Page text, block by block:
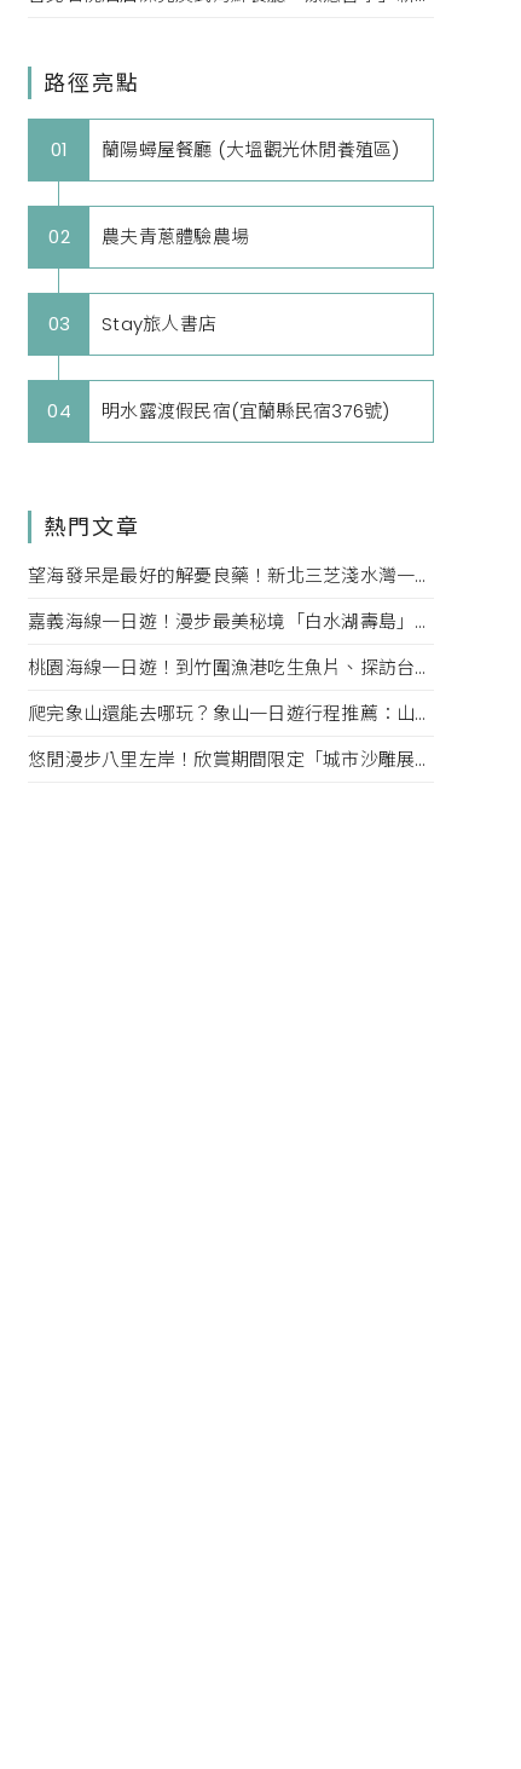
路徑亮點
01 蘭陽蟳屋餐廳 (大塭觀光休閒養殖區)
02 農夫青蔥體驗農場
03 Stay旅人書店
04 明水露渡假民宿(宜蘭縣民宿376號)
熱門文章
望海發呆是最好的解憂良藥！新北三芝淺水灣一日遊行程推薦：到海景咖啡廳放空、傍晚去望海平台看夕陽
嘉義海線一日遊！漫步最美秘境「白水湖壽島」、東石烤蚵吃到飽，還可以順遊故宮南院、用九柑仔店
桃園海線一日遊！到竹圍漁港吃生魚片、探訪台版撒哈拉沙漠「草漯沙丘」，再去大古山步道看夜景賞飛機
爬完象山還能去哪玩？象山一日遊行程推薦：山腳下吃甜點喝咖啡、夜晚到四四南村觀賞光雕秀
悠閒漫步八里左岸！欣賞期間限定「城市沙雕展」，再到「美好時光．八里」享受復古咖啡時光